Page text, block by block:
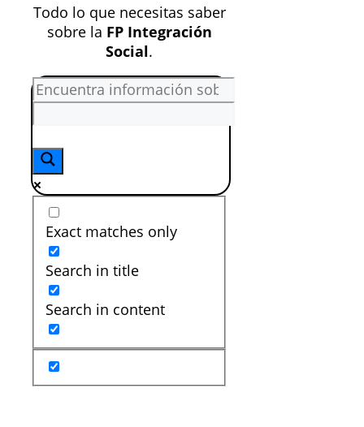
Todo lo que necesitas saber
sobre la FP Integración
Social.
Exact matches only
Search in title
Search in content